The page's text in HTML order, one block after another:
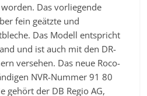
Das vorliegende
fein geätzte und
Das Modell entspricht
und ist auch mit den DR-
versehen. Das neue Roco-
NVR-Nummer 91 80
gehört der DB Regio AG,